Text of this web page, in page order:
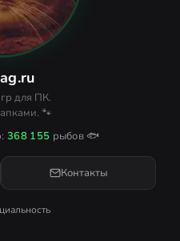
для ПК.
🐾
368 155 рыбов 🐟
Контакты